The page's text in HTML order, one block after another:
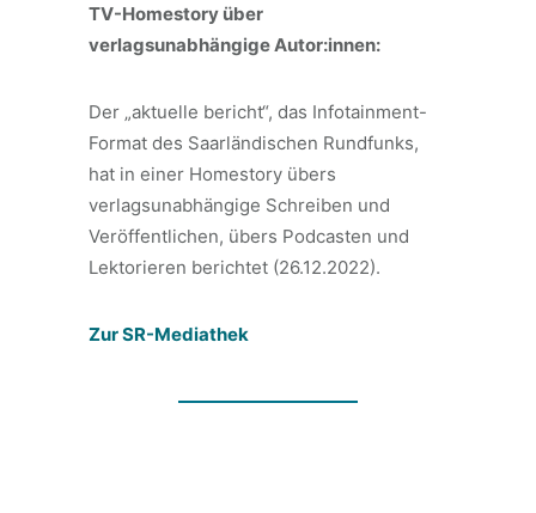
TV-Homestory über
verlagsunabhängige Autor:innen:
Der „aktuelle bericht“, das Infotainment-
Format des Saarländischen Rundfunks,
hat in einer Homestory übers
verlagsunabhängige Schreiben und
Veröffentlichen, übers Podcasten und
Lektorieren berichtet (26.12.2022).
Zur SR-Mediathek